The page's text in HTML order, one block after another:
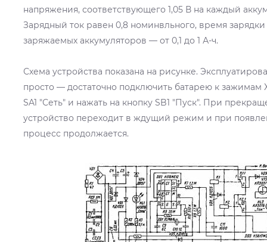
напряжения, соответствующего 1,05 В на каждый
Зарядный ток равен 0,8 номинвльного, время зарядки
заряжаемых аккумуляторов — от 0,1 до 1 А-ч.
Схема устройства показана на рисунке.
просто — достаточно подключить батарею к зажимам
SA1 "Сеть" и нажать на кнопку SB1 "Пуск". При
устройство переходит в ждущий режим и при
процесс продолжается.